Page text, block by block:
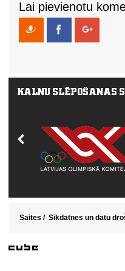
Lai pievienotu
Saites / Sīkdatnes un datu